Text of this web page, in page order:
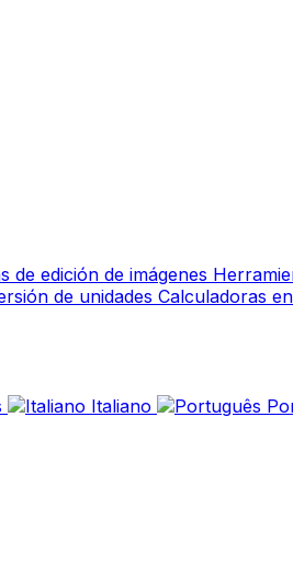
de edición de imágenes
de unidades Calculadoras
Italiano